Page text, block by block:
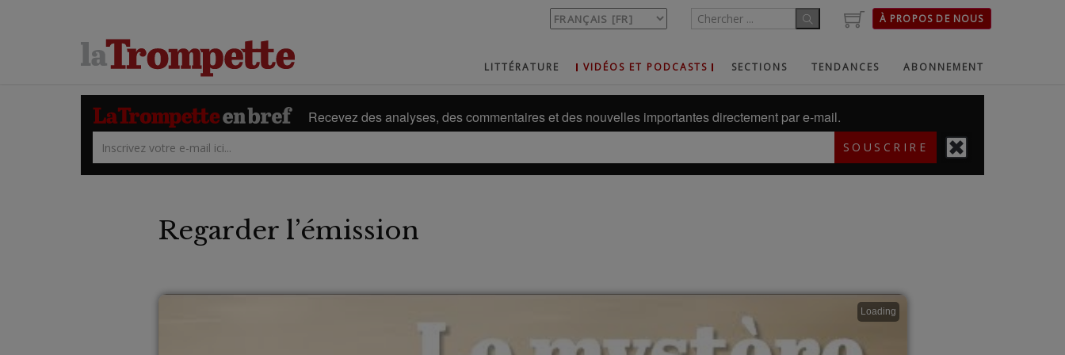
À PROPOS DE NOUS
LITTÉRATURE VIDÉOS ET PODCASTS SECTIONS TENDANCES ABONNEMENT
Recevez des analyses, des commentaires et des nouvelles importantes directement par e-mail.
SOUSCRIRE
Regarder l’émission
Loading